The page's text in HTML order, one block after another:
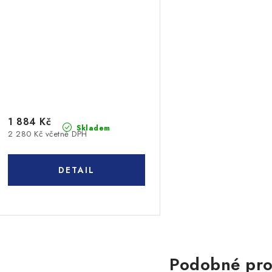
Skladem
2 280 Kč včetně DPH
1 884 Kč
Podobné